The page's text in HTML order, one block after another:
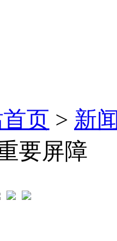
页 > 新
要屏障